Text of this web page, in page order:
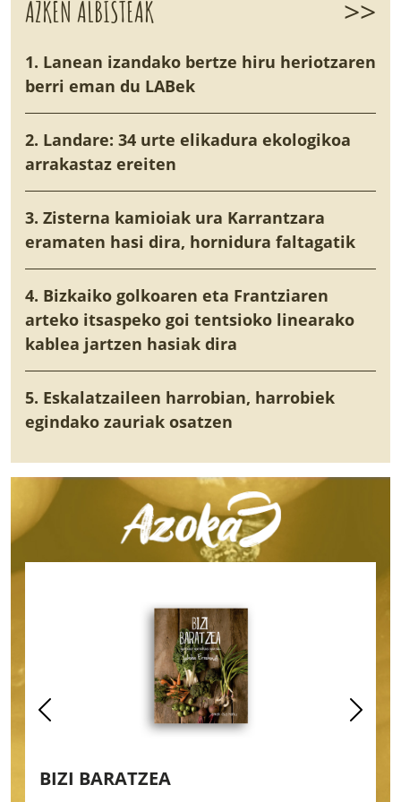
AZKEN ALBISTEAK >>
1. Lanean izandako bertze hiru heriotzaren
berri eman du LABek
2. Landare: 34 urte elikadura ekologikoa
arrakastaz ereiten
3. Zisterna kamioiak ura Karrantzara
eramaten hasi dira, hornidura faltagatik
4. Bizkaiko golkoaren eta Frantziaren
arteko itsaspeko goi tentsioko linearako
kablea jartzen hasiak dira
5. Eskalatzaileen harrobian, harrobiek
egindako zauriak osatzen
BIZI BARATZEA